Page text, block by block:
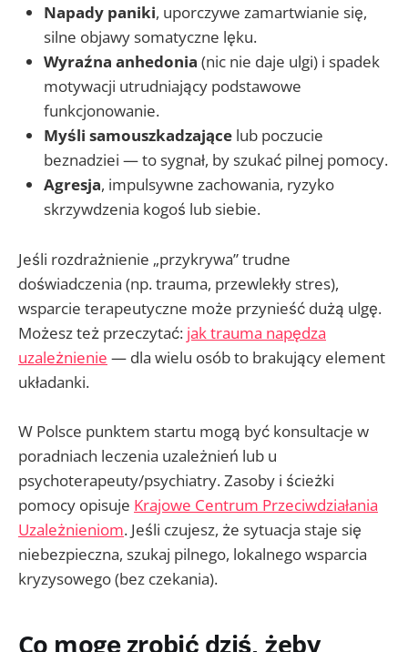
Napady paniki, uporczywe zamartwianie się,
silne objawy somatyczne lęku.
Wyraźna anhedonia (nic nie daje ulgi) i spadek
motywacji utrudniający podstawowe
funkcjonowanie.
Myśli samouszkadzające lub poczucie
beznadziei — to sygnał, by szukać pilnej pomocy.
Agresja, impulsywne zachowania, ryzyko
skrzywdzenia kogoś lub siebie.
Jeśli rozdrażnienie „przykrywa” trudne
doświadczenia (np. trauma, przewlekły stres),
wsparcie terapeutyczne może przynieść dużą ulgę.
Możesz też przeczytać: jak trauma napędza
uzależnienie — dla wielu osób to brakujący element
układanki.
W Polsce punktem startu mogą być konsultacje w
poradniach leczenia uzależnień lub u
psychoterapeuty/psychiatry. Zasoby i ścieżki
pomocy opisuje Krajowe Centrum Przeciwdziałania
Uzależnieniom. Jeśli czujesz, że sytuacja staje się
niebezpieczna, szukaj pilnego, lokalnego wsparcia
kryzysowego (bez czekania).
Co mogę zrobić dziś, żeby